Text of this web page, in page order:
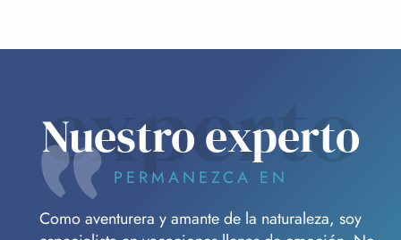
experto
Nuestro experto
PERMANEZCA EN
Como aventurera y amante de la naturaleza, soy